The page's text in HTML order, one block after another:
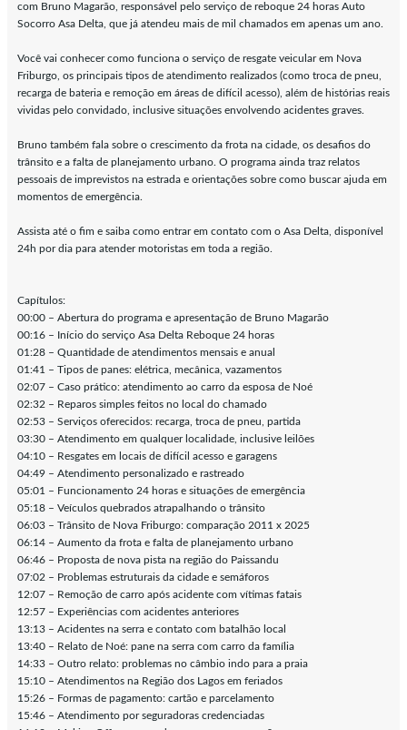
com Bruno Magarão, responsável pelo serviço de reboque 24 horas Auto
Socorro Asa Delta, que já atendeu mais de mil chamados em apenas um ano.
Você vai conhecer como funciona o serviço de resgate veicular em Nova
Friburgo, os principais tipos de atendimento realizados (como troca de pneu,
recarga de bateria e remoção em áreas de difícil acesso), além de histórias reais
vividas pelo convidado, inclusive situações envolvendo acidentes graves.
Bruno também fala sobre o crescimento da frota na cidade, os desafios do
trânsito e a falta de planejamento urbano. O programa ainda traz relatos
pessoais de imprevistos na estrada e orientações sobre como buscar ajuda em
momentos de emergência.
Assista até o fim e saiba como entrar em contato com o Asa Delta, disponível
24h por dia para atender motoristas em toda a região.
Capítulos:
00:00 – Abertura do programa e apresentação de Bruno Magarão
00:16 – Início do serviço Asa Delta Reboque 24 horas
01:28 – Quantidade de atendimentos mensais e anual
01:41 – Tipos de panes: elétrica, mecânica, vazamentos
02:07 – Caso prático: atendimento ao carro da esposa de Noé
02:32 – Reparos simples feitos no local do chamado
02:53 – Serviços oferecidos: recarga, troca de pneu, partida
03:30 – Atendimento em qualquer localidade, inclusive leilões
04:10 – Resgates em locais de difícil acesso e garagens
04:49 – Atendimento personalizado e rastreado
05:01 – Funcionamento 24 horas e situações de emergência
05:18 – Veículos quebrados atrapalhando o trânsito
06:03 – Trânsito de Nova Friburgo: comparação 2011 x 2025
06:14 – Aumento da frota e falta de planejamento urbano
06:46 – Proposta de nova pista na região do Paissandu
07:02 – Problemas estruturais da cidade e semáforos
12:07 – Remoção de carro após acidente com vítimas fatais
12:57 – Experiências com acidentes anteriores
13:13 – Acidentes na serra e contato com batalhão local
13:40 – Relato de Noé: pane na serra com carro da família
14:33 – Outro relato: problemas no câmbio indo para a praia
15:10 – Atendimentos na Região dos Lagos em feriados
15:26 – Formas de pagamento: cartão e parcelamento
15:46 – Atendimento por seguradoras credenciadas